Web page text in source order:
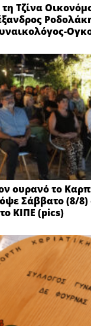
Τζίνα
ουρανό το
Σάββατο (8/8)
ΚΙΠΕ (pics)